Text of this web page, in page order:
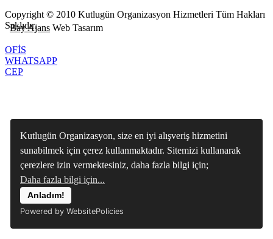
Kutlugün Organizasyon, size en iyi alışveriş hizmetini
sunabilmek için çerez kullanmaktadır. Sitemizi kullanarak
çerezlere izin vermektesiniz, daha fazla bilgi için;
Daha fazla bilgi için...
Anladım!
Powered by WebsitePolicies
Copyright © 2010 Kutlugün Organizasyon Hizmetleri Tüm Hakları
Saklıdır.
Bay Ajans Web Tasarım
OFİS
WHATSAPP
CEP